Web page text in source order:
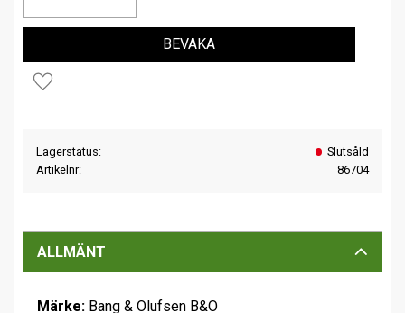
Lägg till i favoriter
BEVAKA
Lagerstatus
Slutsåld
Artikelnr
86704
ALLMÄNT
Märke: Bang & Olufsen B&O